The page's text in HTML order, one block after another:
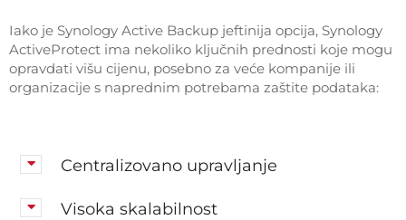
Iako je Synology Active Backup jeftinija opcija, Synology
ActiveProtect ima nekoliko ključnih prednosti koje mogu
opravdati višu cijenu, posebno za veće kompanije ili
organizacije s naprednim potrebama zaštite podataka:
Centralizovano upravljanje
Visoka skalabilnost